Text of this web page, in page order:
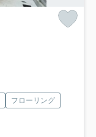
フローリング